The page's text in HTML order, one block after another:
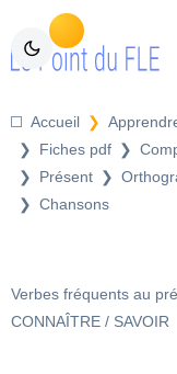
Présent
Chansons
Verbes fréquents au
CONNAÎTRE / SAVOIR